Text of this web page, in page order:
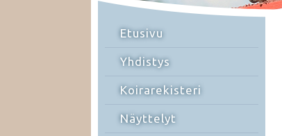
Etusivu
Yhdistys
Koirarekisteri
Näyttelyt